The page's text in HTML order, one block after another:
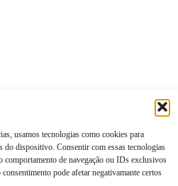
usamos tecnologias como cookies para
do dispositivo. Consentir com essas tecnologias
comportamento de navegação ou IDs exclusivos
pode afetar negativamante certos